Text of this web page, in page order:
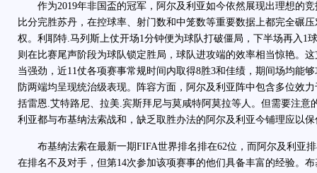
作为2019年非国盃的冠军，阿尔及利亚如今依然展现出理想的竞
比分完胜苏丹，在控球率、射门数和中笼数等重要数据上都完全碾
权。利耶特.马列斯上仗开场1分钟便为球队打破僵局，下半场再入1
则在比赛尾声阶段为球队锁定胜局，球队进攻端的效率相当惊艳。
当强劲，近11仗各项赛事常规时间内取得8胜3和佳绩，期间场均能
防两端均呈现统治级表现。阵容方面，阿尔及利亚阵中包含多位效
括雷恩.艾特路尼、拉美.宾斯拜尼与莫咸特阿莫拉等人。但需要注意
利亚都与布基纳法索战和，缺乏取胜办法的阿尔及利亚今铺理应以
布基纳法索在最新一期FIFA世界排名排在62位，而阿尔及利亚排
在排名不及对手，但第14次参加该项赛事的他们具备丰富的经验。